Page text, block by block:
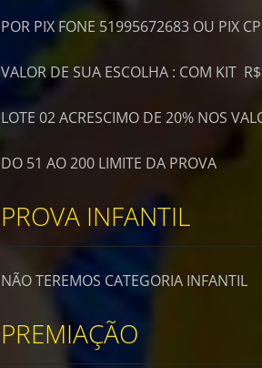
POR PIX FONE 51995672683 OU PIX
VALOR DE SUA ESCOLHA : COM KIT
LOTE 02 ACRESCIMO DE 20% NOS
DO 51 AO 200 LIMITE DA PROVA
PROVA INFANTIL
NÃO TEREMOS CATEGORIA INFANTIL
PREMIAÇÃO